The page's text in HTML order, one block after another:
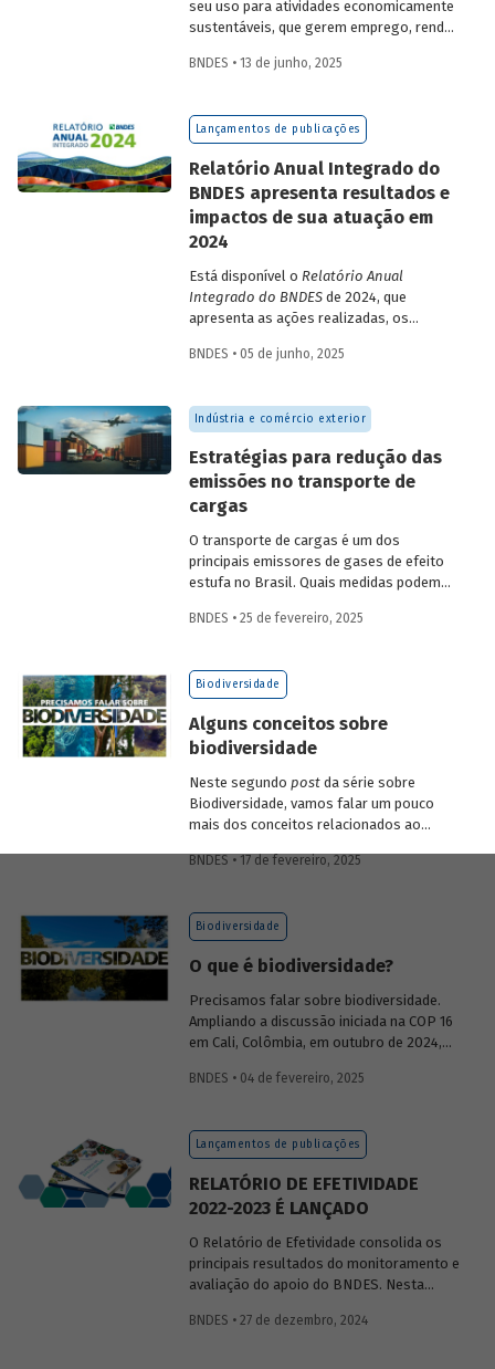
seu uso para atividades economicamente
sustentáveis, que gerem emprego, renda
vive nessas regiões, não são excludentes.
desafio para a gestão e preservação das
florestas e da possibilidade de utilização
privado para viabilizar o desenvolvimento
sustentável nessas regiões.
BNDES • 13 de junho, 2025
Lançamentos de publicações
Relatório Anual Integrado do
BNDES apresenta resultados e
impactos de sua atuação em
2024
Está disponível o Relatório Anual
Integrado do BNDESde 2024, que
apresenta as ações realizadas, os
sua atuação no ano passado. O
contribuiu com a retomada do
crescimento do país, tendo se fortalecido
como grande vetor da
neoindustrialização e do fomento à
inovação, à transição energética, à
economia verde e aos investimentos de
BNDES • 05 de junho, 2025
Indústria e comércio exterior
Estratégias para redução das
emissões no transporte de
cargas
O transporte de cargas é um dos
principais emissores de gases de efeito
estufa no Brasil. Quais medidas podem
ambiental? Confira as estratégias que
BNDES • 25 de fevereiro, 2025
Biodiversidade
Alguns conceitos sobre
biodiversidade
Neste segundo postda série sobre
Biodiversidade, vamos falar um pouco
mais dos conceitos relacionados ao
ecossistêmicos, entre outros.
BNDES • 17 de fevereiro, 2025
Biodiversidade
O que é biodiversidade?
Precisamos falar sobre biodiversidade.
Ampliando a discussão iniciada na COP 16
em Cali, Colômbia, em outubro de 2024,
(anteriormente divulgados sob forma de
os conceitos a ela relacionados, o
contexto atual das discussões sobre o
setores se relacionam com o assunto.
BNDES • 04 de fevereiro, 2025
Lançamentos de publicações
RELATÓRIO DE EFETIVIDADE
2022-2023 É LANÇADO
O Relatório de Efetividade consolida os
principais resultados do monitoramento e
avaliação do apoio do BNDES. Nesta
operacional, as entregas e os impactos
BNDES • 27 de dezembro, 2024